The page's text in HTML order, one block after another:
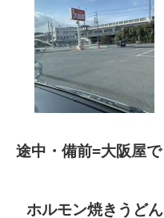
途中・備前=大阪屋で
ホルモン焼きうどん